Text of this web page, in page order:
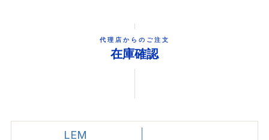
代理店からのご注文
在庫確認